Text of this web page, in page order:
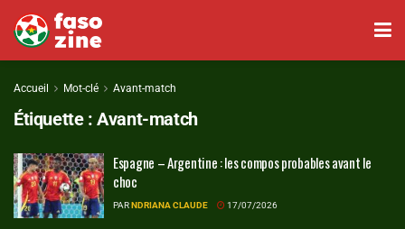
Accueil Mot-clé Avant-match
Étiquette :Avant-match
Espagne – Argentine : les compos probables avant le
choc
PARNDRIANA CLAUDE 17/07/2026